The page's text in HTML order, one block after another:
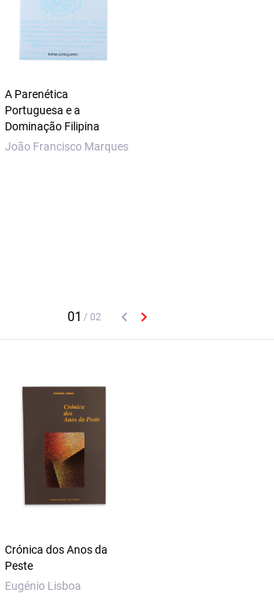
A Parenética
Portuguesa e a
Dominação Filipina
João Francisco Marques
Crónica dos Anos da
Peste
Eugénio Lisboa